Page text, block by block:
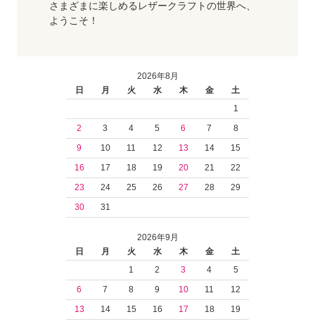
さまざまに楽しめるレザークラフトの世界へ、
ようこそ！
2026年8月
日
月 火 水 木 金
土
1
2
3 4 5 6 7
8
9
10 11 12 13 14
15
16
17 18 19 20 21
22
23
24 25 26 27 28
29
30
31
2026年9月
日
月 火 水 木 金
土
1
2 3 4
5
6
7 8 9 10 11
12
13
14 15 16 17 18
19